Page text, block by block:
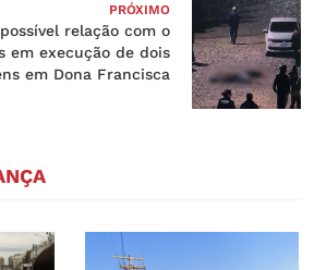
PRÓXIMO
relação com o
em execução de dois
em Dona Francisca